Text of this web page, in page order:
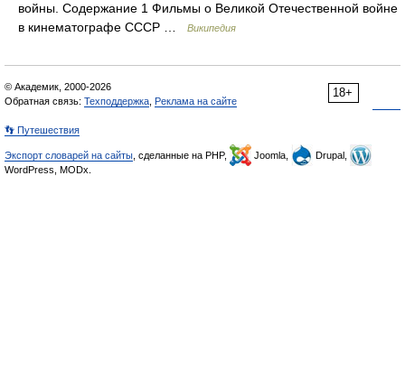
войны. Содержание 1 Фильмы о Великой Отечественной войне
в кинематографе СССР …
Википедия
18+
© Академик, 2000-2026
Обратная связь: Техподдержка Реклама на сайте
👣 Путешествия
Экспорт словарей на сайты , сделанные на PHP, Joomla,
Drupal,
WordPress, MODx.